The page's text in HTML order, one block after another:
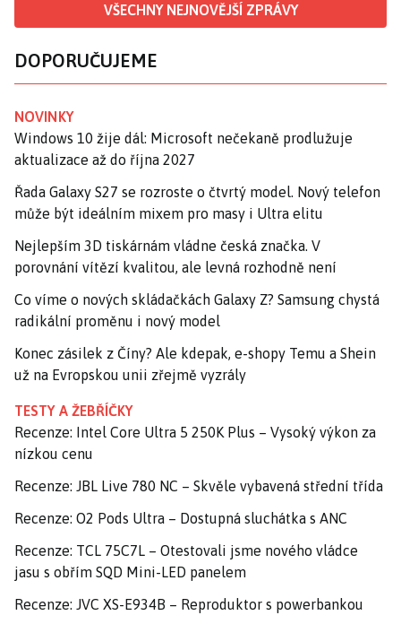
VŠECHNY NEJNOVĚJŠÍ ZPRÁVY
DOPORUČUJEME
NOVINKY
Windows 10 žije dál: Microsoft nečekaně prodlužuje
aktualizace až do října 2027
Řada Galaxy S27 se rozroste o čtvrtý model. Nový telefon
může být ideálním mixem pro masy i Ultra elitu
Nejlepším 3D tiskárnám vládne česká značka. V
porovnání vítězí kvalitou, ale levná rozhodně není
Co víme o nových skládačkách Galaxy Z? Samsung chystá
radikální proměnu i nový model
Konec zásilek z Číny? Ale kdepak, e-shopy Temu a Shein
už na Evropskou unii zřejmě vyzrály
TESTY A ŽEBŘÍČKY
Recenze: Intel Core Ultra 5 250K Plus – Vysoký výkon za
nízkou cenu
Recenze: JBL Live 780 NC – Skvěle vybavená střední třída
Recenze: O2 Pods Ultra – Dostupná sluchátka s ANC
Recenze: TCL 75C7L – Otestovali jsme nového vládce
jasu s obřím SQD Mini-LED panelem
Recenze: JVC XS-E934B – Reproduktor s powerbankou